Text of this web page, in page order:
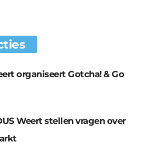
organiseert Gotcha! & Go
Weert stellen vragen over